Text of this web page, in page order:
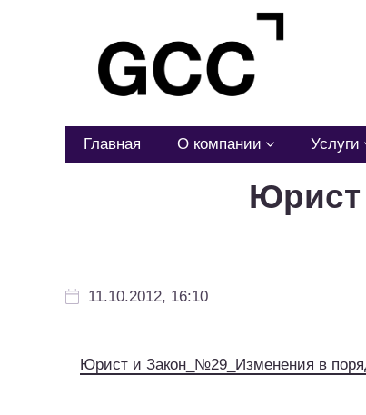
Главная О компании Услуги
Юрист
11.10.2012, 16:10
Юрист и Закон_№29_Изменения в